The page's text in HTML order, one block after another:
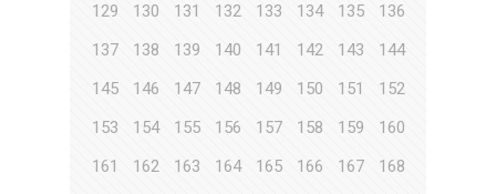
129
130 131 132 133 134 135
136
137
138 139 140 141 142 143
144
145
146 147 148 149 150 151
152
153
154 155 156 157 158 159
160
161
162 163 164 165 166 167
168